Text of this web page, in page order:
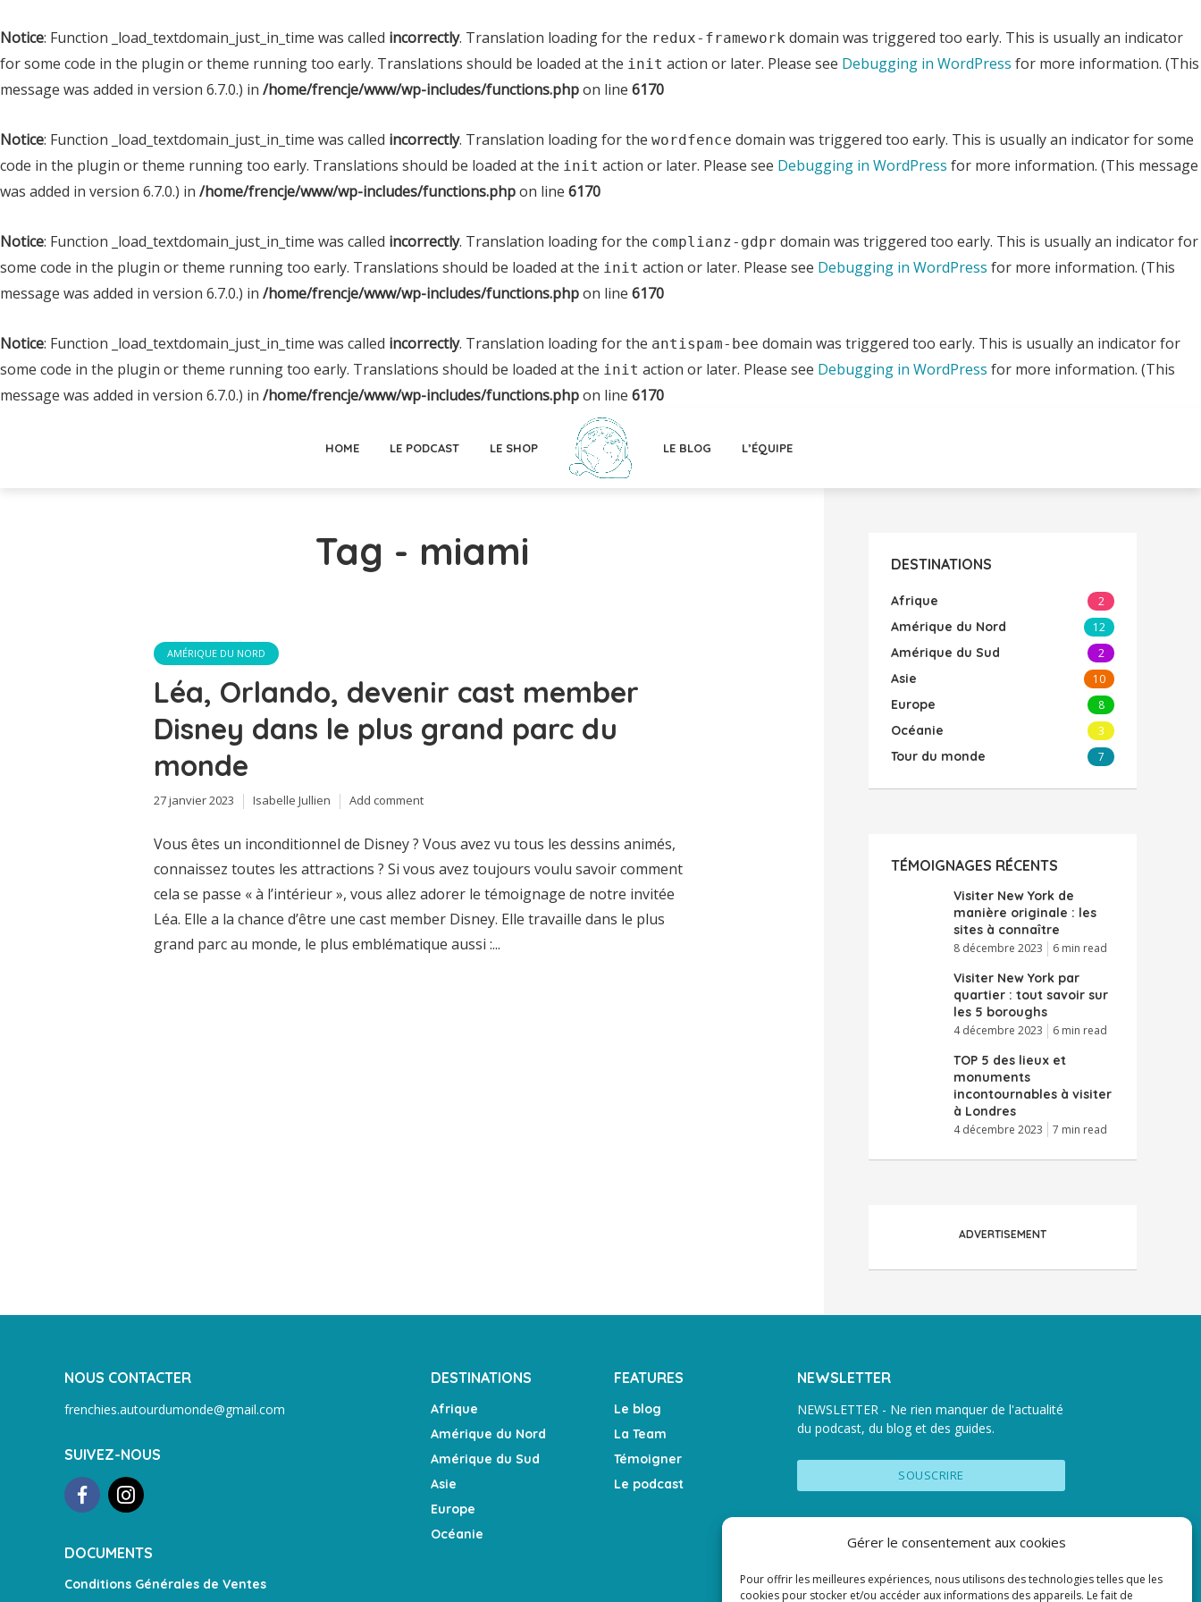
Gérer le consentement aux cookies
Pour offrir les meilleures expériences, nous utilisons des technologies telles que les
cookies pour stocker et/ou accéder aux informations des appareils. Le fait de
Notice: Function _load_textdomain_just_in_time was called incorrectly. Translation loading for the redux-framework domain was triggered too early. This is usually an indicator
for some code in the plugin or theme running too early. Translations should be loaded at the init action or later. Please see Debugging in WordPress for more information. (This
message was added in version 6.7.0.) in /home/frencje/www/wp-includes/functions.phpon line 6170
Notice: Function _load_textdomain_just_in_time was called incorrectly. Translation loading for the wordfence domain was triggered too early. This is usually an indicator for some
code in the plugin or theme running too early. Translations should be loaded at the init action or later. Please see Debugging in WordPress for more information. (This message
was added in version 6.7.0.) in /home/frencje/www/wp-includes/functions.phpon line 6170
Notice: Function _load_textdomain_just_in_time was called incorrectly. Translation loading for the complianz-gdpr domain was triggered too early. This is usually an indicator for
some code in the plugin or theme running too early. Translations should be loaded at the init action or later. Please see Debugging in WordPress for more information. (This
message was added in version 6.7.0.) in /home/frencje/www/wp-includes/functions.phpon line 6170
Notice: Function _load_textdomain_just_in_time was called incorrectly. Translation loading for the antispam-bee domain was triggered too early. This is usually an indicator for
some code in the plugin or theme running too early. Translations should be loaded at the init action or later. Please see Debugging in WordPress for more information. (This
message was added in version 6.7.0.) in /home/frencje/www/wp-includes/functions.phpon line 6170
HOME LE PODCAST LE SHOP LE BLOG L’ÉQUIPE
Tag - miami
AMÉRIQUE DU NORD
Léa, Orlando, devenir cast member
Disney dans le plus grand parc du
monde
27 janvier 2023 Isabelle Jullien Add comment
Vous êtes un inconditionnel de Disney ? Vous avez vu tous les dessins animés,
connaissez toutes les attractions ? Si vous avez toujours voulu savoir comment
cela se passe « à l’intérieur », vous allez adorer le témoignage de notre invitée
Léa. Elle a la chance d’être une cast member Disney. Elle travaille dans le plus
grand parc au monde, le plus emblématique aussi :...
DESTINATIONS
Afrique 2
Amérique du Nord 12
Amérique du Sud 2
Asie 10
Europe 8
Océanie 3
Tour du monde 7
TÉMOIGNAGES RÉCENTS
Visiter New York de
manière originale : les
sites à connaître
8 décembre 2023 6 min read
Visiter New York par
quartier : tout savoir sur
les 5 boroughs
4 décembre 2023 6 min read
TOP 5 des lieux et
monuments
incontournables à visiter
à Londres
4 décembre 2023 7 min read
ADVERTISEMENT
NOUS CONTACTER
frenchies.autourdumonde@gmail.com
SUIVEZ-NOUS
DOCUMENTS
Conditions Générales de Ventes
DESTINATIONS
Afrique
Amérique du Nord
Amérique du Sud
Asie
Europe
Océanie
FEATURES
Le blog
La Team
Témoigner
Le podcast
NEWSLETTER
NEWSLETTER - Ne rien manquer de l'actualité
du podcast, du blog et des guides.